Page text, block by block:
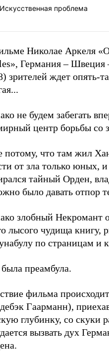
Искусственная проблема
Николае Аркеля
Германия –
зрителей ждет опять-
не будем забегать
центр борьбы со
потому, что там жил
от зла только юных,
тайный Орден,
было давать отпор
злобный Некромант
лысого чудища
по страницам и
преамбула.
фильма
Гаарманн),
глубинку, со скуки
вызвать дух